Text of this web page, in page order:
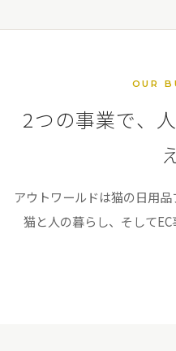
OUR
2つの事業で、
アウトワールドは猫の日用品
猫と人の暮らし、そしてEC